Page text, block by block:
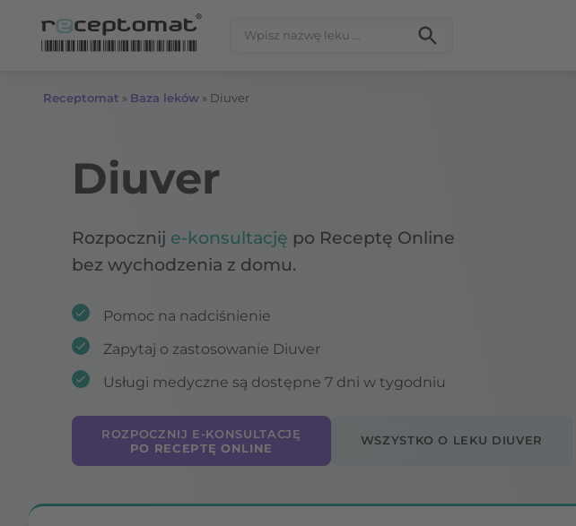
Receptomat » Baza leków » Diuver
Diuver
Rozpocznij e-konsultację po Receptę Online
bez wychodzenia z domu.
Pomoc na nadciśnienie
Zapytaj o zastosowanie Diuver
Usługi medyczne są dostępne 7 dni w tygodniu
ROZPOCZNIJ E-KONSULTACJĘ
PO RECEPTĘ ONLINE
WSZYSTKO O LEKU DIUVER